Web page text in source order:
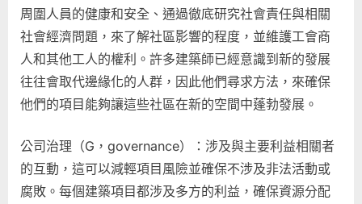
周圍人員的健康和安全、通過徹底研究社會責任與相關
社會經濟問題，來了解社區影響的程度，並維護工會商
人和其他工人的權利。許多建築師已經意識到新的發展
往往會取代邊緣化的人群，因此他們尋求方法，來確保
他們的項目能夠讓這些社區在新的空間中蓬勃發展。
公司治理（G，governance）：涉及與主要利益相關者
的互動，這可以減輕項目風險並確保不涉及非法活動或
腐敗。每個建築項目都涉及多方的利益，確保資源分配